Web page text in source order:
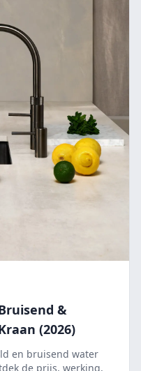
&
(2026)
en bruisend water
de prijs, werking,